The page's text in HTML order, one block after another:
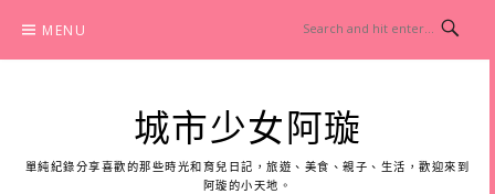
content
MENU
城市少女阿璇
單純紀錄分享喜歡的那些時光和育兒日記，旅遊、美食、親子、生活，歡迎來到
阿璇的小天地。